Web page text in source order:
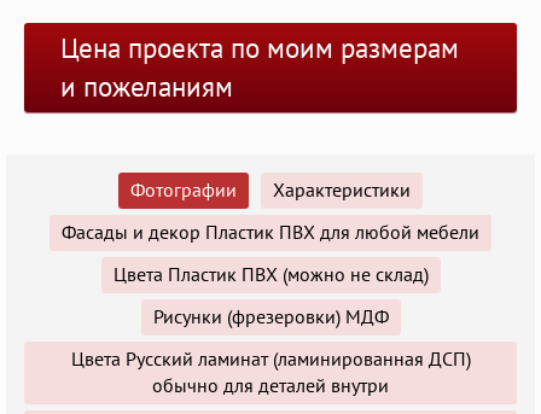
Цена проекта по моим размерам
и пожеланиям
Фотографии
Характеристики
Фасады и декор Пластик ПВХ для любой мебели
Цвета Пластик ПВХ (можно не склад)
Рисунки (фрезеровки) МДФ
Цвета Русский ламинат (ламинированная ДСП)
обычно для деталей внутри